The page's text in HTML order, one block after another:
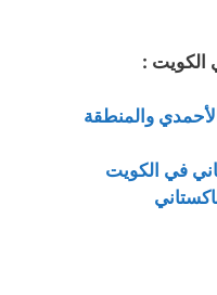
الكويت :
والمنطقة
في الكويت